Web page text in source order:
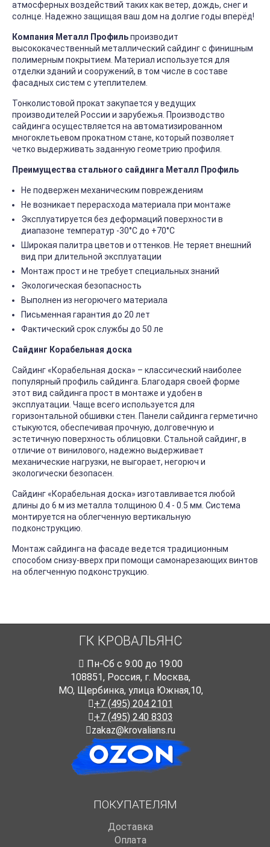
атмосферных воздействий таких как ветер, дождь, снег и
солнце. Надежно защищая ваш дом на долгие годы вперёд!
Компания Металл Профильпроизводит
высококачественный металлический сайдинг с финишным
полимерным покрытием. Материал используется для
отделки зданий и сооружений, в том числе в составе
фасадных систем с утеплителем.
Тонколистовой прокат закупается у ведущих
производителей России и зарубежья. Производство
сайдинга осуществляется на автоматизированном
многоклетьевом прокатном стане, который позволяет
четко выдерживать заданную геометрию профиля.
Преимущества стального сайдинга Металл Профиль
Не подвержен механическим повреждениям
Не возникает перерасхода материала при монтаже
Эксплуатируется без деформаций поверхности в
диапазоне температур -30°C до +70°C
Широкая палитра цветов и оттенков. Не теряет внешний
вид при длительной эксплуатации
Монтаж прост и не требует специальных знаний
Экологическая безопасность
Выполнен из негорючего материала
Письменная гарантия до 20 лет
Фактический срок службы до 50 ле
Сайдинг Корабельная доска
Сайдинг «Корабельная доска» – классический наиболее
популярный профиль сайдинга. Благодаря своей форме
этот вид сайдинга прост в монтаже и удобен в
эксплуатации. Чаще всего используется для
горизонтальной обшивки стен. Панели сайдинга герметично
стыкуются, обеспечивая прочную, долговечную и
эстетичную поверхность облицовки. Стальной сайдинг, в
отличие от винилового, надежно выдерживает
механические нагрузки, не выгорает, негорюч и
экологически безопасен.
Сайдинг «Корабельная доска» изготавливается любой
длины до 6 м из металла толщиною 0.4 - 0.5 мм. Система
монтируется на облегченную вертикальную
подконструкцию.
Монтаж сайдинга на фасаде ведется традиционным
способом снизу-вверх при помощи самонарезающих винтов
на облегченную подконструкцию.
ГК КРОВАЛЬЯНС
Пн-Cб с 9:00 до 19:00
108851, Россия, г. Москва,
МО, Щербинка, улица Южная,10,
+7 (495) 204 2101
+7 (495) 240 8303
zakaz@krovalians.ru
ПОКУПАТЕЛЯМ
Доставка
Оплата